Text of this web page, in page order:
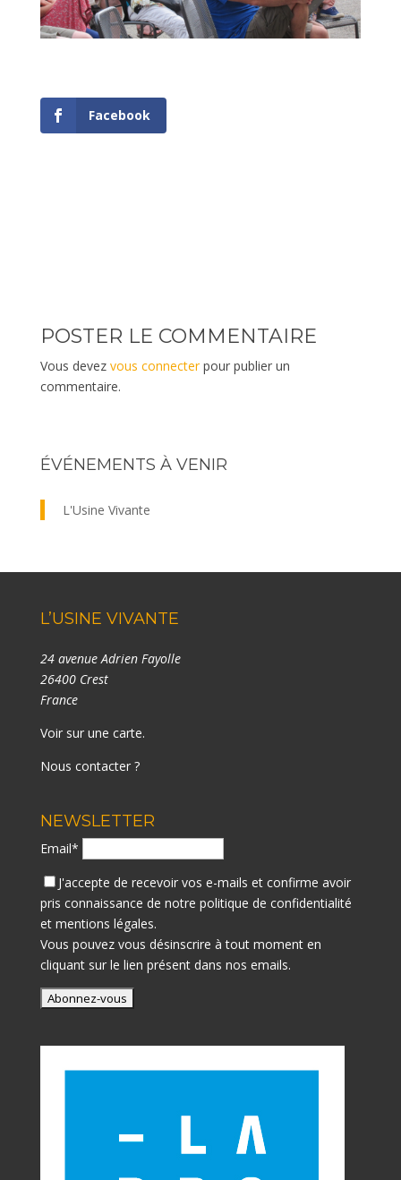
Facebook
POSTER LE COMMENTAIRE
Vous devez vous connecterpour publier un
commentaire.
ÉVÉNEMENTS À VENIR
L'Usine Vivante
L’USINE VIVANTE
24 avenue Adrien Fayolle
26400 Crest
France
Voir sur une carte.
Nous contacter ?
NEWSLETTER
Email*
J'accepte de recevoir vos e-mails et confirme avoir
pris connaissance de notre politique de confidentialité
et mentions légales.
Vous pouvez vous désinscrire à tout moment en
cliquant sur le lien présent dans nos emails.